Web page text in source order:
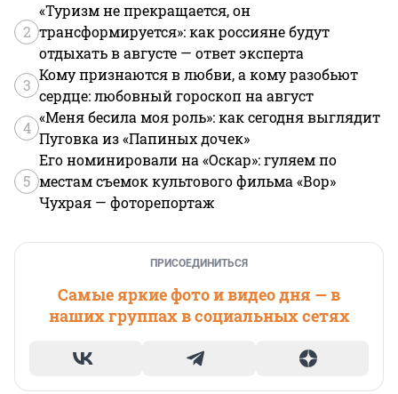
2
«Туризм не прекращается, он
трансформируется»: как россияне будут
отдыхать в августе — ответ эксперта
3
Кому признаются в любви, а кому разобьют
сердце: любовный гороскоп на август
4
«Меня бесила моя роль»: как сегодня выглядит
Пуговка из «Папиных дочек»
5
Его номинировали на «Оскар»: гуляем по
местам съемок культового фильма «Вор»
Чухрая — фоторепортаж
ПРИСОЕДИНИТЬСЯ
Самые яркие фото и видео дня — в
наших группах в социальных сетях